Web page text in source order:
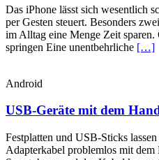
Das iPhone lässt sich wesentlich
per Gesten steuert. Besonders
im Alltag eine Menge Zeit sparen.
springen Eine unentbehrliche […]
Android
USB-Geräte mit dem
Festplatten und USB-Sticks
Adapterkabel problemlos mit